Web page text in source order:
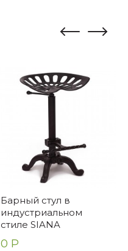
Барный стул в
индустриальном
стиле SIANA
0 Р